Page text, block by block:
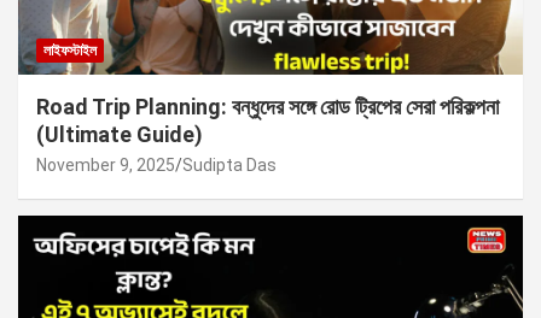
লাইফস্টাইল
Road Trip Planning: বন্ধুদের সঙ্গে রোড ট্রিপের সেরা পরিকল্পনা
(Ultimate Guide)
November 9, 2025 Sudipta Das